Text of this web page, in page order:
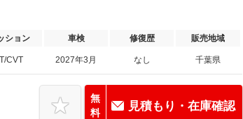
ション 車検 修復歴 販売地域
CVT 2027年3月 なし 千葉県
無
料
見積もり・在庫確認